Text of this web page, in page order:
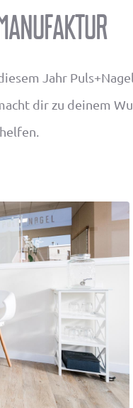
Jahr
dir zu deinem